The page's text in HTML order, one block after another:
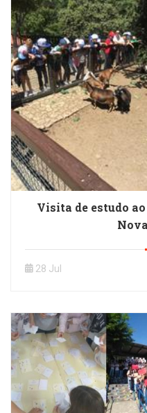
Visita de estudo
28 Jul